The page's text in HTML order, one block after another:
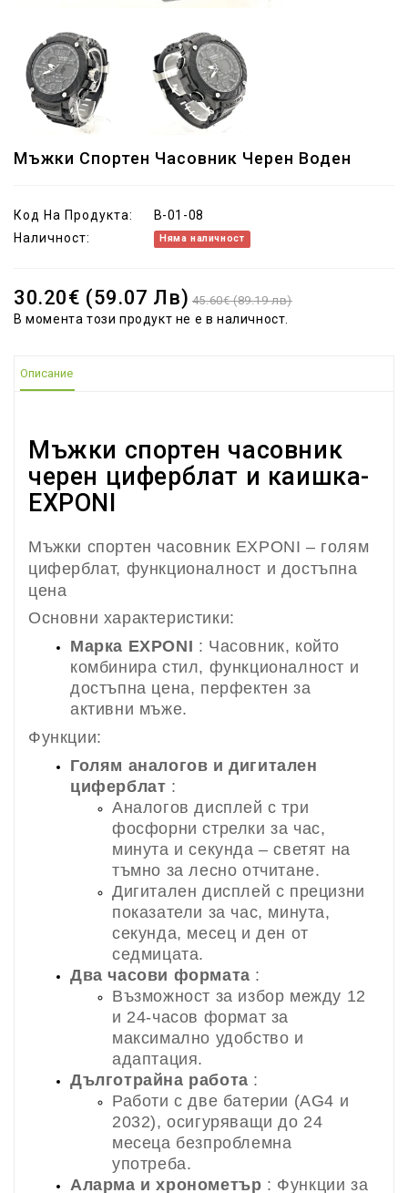
Мъжки Спортен Часовник Черен Воден
Код На Продукта:
B-01-08
Наличност:
Няма наличност
30.20€ (59.07 Лв) 45.60€ (89.19 лв)
В момента този продукт не е в наличност.
Описание
Мъжки спортен часовник
черен циферблат и каишка-
EXPONI
Мъжки спортен часовник EXPONI – голям
циферблат, функционалност и достъпна
цена
Основни характеристики:
Марка EXPONI : Часовник, който
комбинира стил, функционалност и
достъпна цена, перфектен за
активни мъже.
Функции:
Голям аналогов и дигитален
циферблат :
Аналогов дисплей с три
фосфорни стрелки за час,
минута и секунда – светят на
тъмно за лесно отчитане.
Дигитален дисплей с прецизни
показатели за час, минута,
секунда, месец и ден от
седмицата.
Два часови формата :
Възможност за избор между 12
и 24-часов формат за
максимално удобство и
адаптация.
Дълготрайна работа :
Работи с две батерии (AG4 и
2032), осигуряващи до 24
месеца безпроблемна
употреба.
Аларма и хронометър : Функции за